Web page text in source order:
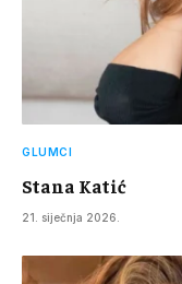
GLUMCI
Stana Katić
21. siječnja 2026.